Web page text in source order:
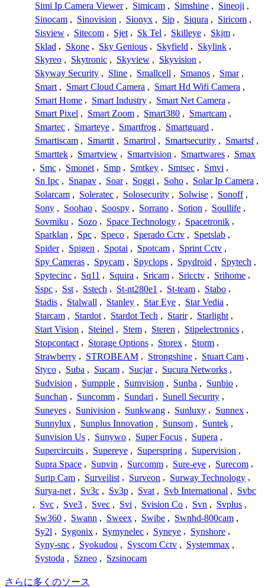
Simi Ip Camera Viewer , Simicam , Simshine , Sineoji ,
Sinocam , Sinovision , Sionyx , Sip , Siqura , Siricom ,
Sisview , Sitecom , Sjet , Sk Tel , Skilleye , Skjm ,
Sklad , Skone , Sky Genious , Skyfield , Skylink ,
Skyreo , Skytronic , Skyview , Skyvision ,
Skyway Security , Sline , Smallcell , Smanos , Smar ,
Smart , Smart Cloud Camera , Smart Hd Wifi Camera ,
Smart Home , Smart Industry , Smart Net Camera ,
Smart Pixel , Smart Zoom , Smart380 , Smartcam ,
Smartec , Smarteye , Smartfrog , Smartguard ,
Smartiscam , Smartit , Smartrol , Smartsecurity , Smartsf ,
Smarttek , Smartview , Smartvision , Smartwares , Smax
, Smc , Smonet , Smp , Smtkey , Smtsec , Smvi ,
Sn Ipc , Snapav , Soar , Soggi , Soho , Solar Ip Camera ,
Solarcam , Soleratec , Solosecurity , Solwise , Sonoff ,
Sony , Soohao , Soospy , Sorrano , Sotion , Soullife ,
Sovmiku , Sozo , Space Technology , Spacetronik ,
Sparklan , Spc , Speco , Sperado Cctv , Spetslab ,
Spider , Spigen , Spotai , Spotcam , Sprint Cctv ,
Spy Cameras , Spycam , Spyclops , Spydroid , Spytech ,
Spytecinc , Sq11 , Squira , Sricam , Sricctv , Srihome ,
Sspc , Sst , Sstech , St-nt280e1 , St-team , Stabo ,
Stadis , Stalwall , Stanley , Star Eye , Star Vedia ,
Starcam , Stardot , Stardot Tech , Starir , Starlight ,
Start Vision , Steinel , Stem , Steren , Stipelectronics ,
Stopcontact , Storage Options , Storex , Storm ,
Strawberry , STROBEAM , Strongshine , Stuart Cam ,
Styco , Suba , Sucam , Sucjar , Sucura Networks ,
Sudvision , Sumpple , Sumvision , Sunba , Sunbio ,
Sunchan , Suncomm , Sundari , Sunell Security ,
Suneyes , Sunivision , Sunkwang , Sunluxy , Sunnex ,
Sunnylux , Sunplus Innovation , Sunsom , Suntek ,
Sunvision Us , Sunywo , Super Focus , Supera ,
Supercircuits , Supereye , Superspring , Supervision ,
Supra Space , Supvin , Surcomm , Sure-eye , Surecom ,
Surip Cam , Surveilist , Surveon , Surway Technology ,
Surya-net , Sv3c , Sv3p , Svat , Svb International , Svbc
, Svc , Sve3 , Svec , Svi , Svision Co , Svn , Svplus ,
Sw360 , Swann , Sweex , Swibe , Swnhd-800cam ,
Sy2l , Sygonix , Symynelec , Syneye , Synshore ,
Syny-snc , Syokudou , Syscom Cctv , Systemmax ,
Systoda , Szneo , Szsinocam
さらに多くのソース